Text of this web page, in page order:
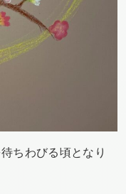
ちわびる頃となり